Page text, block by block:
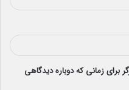
برای زمانی که دوباره دیدگاهی